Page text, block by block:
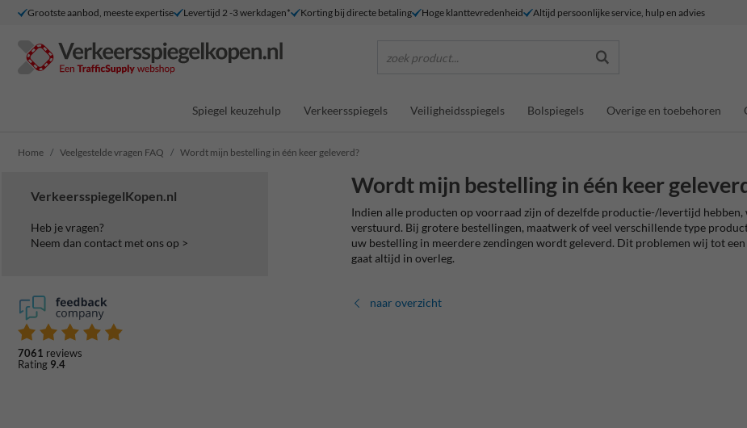
Grootste aanbod, meeste expertise Levertijd 2 -3 werkdagen* Korting bij directe betaling Hoge klanttevredenheid Altijd persoonlijke service, hulp en advies
zoek product...
Spiegel keuzehulp Verkeersspiegels Veiligheidsspiegels Bolspiegels Overige en toebehoren
Home Veelgestelde vragen FAQ Wordt mijn bestelling in één keer geleverd?
VerkeersspiegelKopen.nl
Heb je vragen?
Neem dan contact met ons op >
7061 reviews
Rating 9.4
Wordt mijn bestelling in één keer
Indien alle producten op voorraad zijn of dezelfde productie-/levertijd hebben,
verstuurd. Bij grotere bestellingen, maatwerk of veel verschillende type
uw bestelling in meerdere zendingen wordt geleverd. Dit problemen wij tot
gaat altijd in overleg.
naar overzicht